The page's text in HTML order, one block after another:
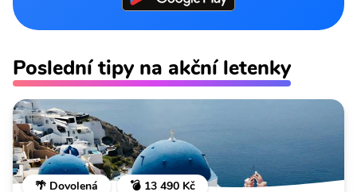
Poslední tipy na akční letenky
🌴 Dovolená 💣 13 490 Kč